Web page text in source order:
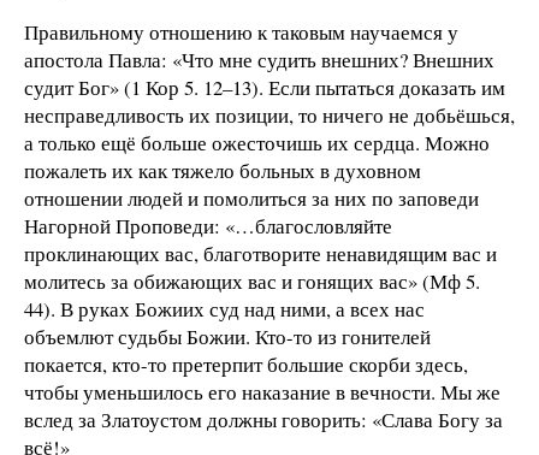
Правильному отношению к таковым научаемся у
апостола Павла: «Что мне судить внешних? Внешних
судит Бог» (1 Кор 5. 12–13). Если пытаться доказать им
несправедливость их позиции, то ничего не добьёшься,
а только ещё больше ожесточишь их сердца. Можно
пожалеть их как тяжело больных в духовном
отношении людей и помолиться за них по заповеди
Нагорной Проповеди: «…благословляйте
проклинающих вас, благотворите ненавидящим вас и
молитесь за обижающих вас и гонящих вас» (Мф 5.
44). В руках Божиих суд над ними, а всех нас
объемлют судьбы Божии. Кто-то из гонителей
покается, кто-то претерпит большие скорби здесь,
чтобы уменьшилось его наказание в вечности. Мы же
вслед за Златоустом должны говорить: «Слава Богу за
всё!»